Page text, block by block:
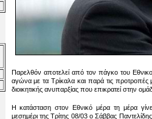
Παρελθόν αποτελεί από τον πάγκο του
αγώνα με τα Τρίκαλα και παρά τις
διοικητικής ανυπαρξίας που επικρατεί
Η κατάσταση στον Εθνικό μέρα τη μέρα
μεσημέρι της Τρίτης 08/03 ο Σάββας